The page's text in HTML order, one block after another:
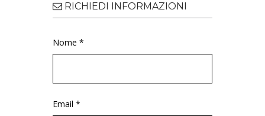
RICHIEDI INFORMAZIONI
Nome *
Email *